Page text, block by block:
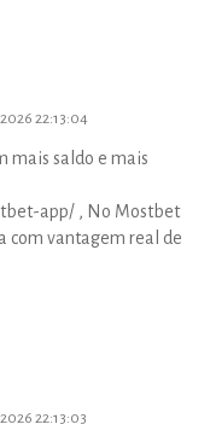
22:13:04
mais saldo e mais
app/ , No Mostbet
com vantagem real de
22:13:03